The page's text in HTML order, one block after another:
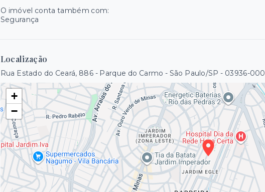
O imóvel conta também com:
Segurança
Localização
Rua Estado do Ceará, 886 - Parque do Carmo - São Paulo/SP - 03936-000
+
−